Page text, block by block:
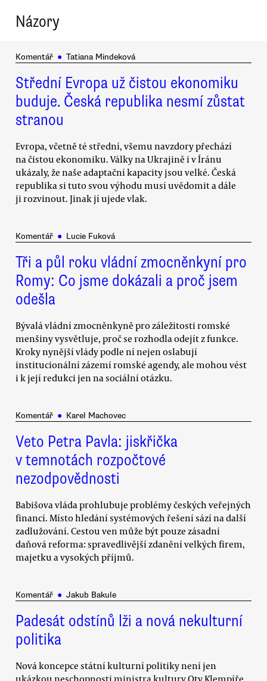
Názory
Komentář ● Tatiana Mindeková
Střední Evropa už čistou ekonomiku
buduje. Česká republika nesmí zůstat
stranou
Evropa, včetně té střední, všemu navzdory přechází
na čistou ekonomiku. Války na Ukrajině i v Íránu
ukázaly, že naše adaptační kapacity jsou velké. Česká
republika si tuto svou výhodu musí uvědomit a dále
ji rozvinout. Jinak jí ujede vlak.
Komentář ● Lucie Fuková
Tři a půl roku vládní zmocněnkyní pro
Romy: Co jsme dokázali a proč jsem
odešla
Bývalá vládní zmocněnkyně pro záležitosti romské
menšiny vysvětluje, proč se rozhodla odejít z funkce.
Kroky nynější vlády podle ní nejen oslabují
institucionální zázemí romské agendy, ale mohou vést
i k její redukci jen na sociální otázku.
Komentář ● Karel Machovec
Veto Petra Pavla: jiskřička
v temnotách rozpočtové
nezodpovědnosti
Babišova vláda prohlubuje problémy českých veřejných
financí. Místo hledání systémových řešení sází na další
zadlužování. Cestou ven může být pouze zásadní
daňová reforma: spravedlivější zdanění velkých firem,
majetku a vysokých příjmů.
Komentář ● Jakub Bakule
Padesát odstínů lži a nová nekulturní
politika
Nová koncepce státní kulturní politiky není jen
ukázkou neschopnosti ministra kultury Oty Klempíře.